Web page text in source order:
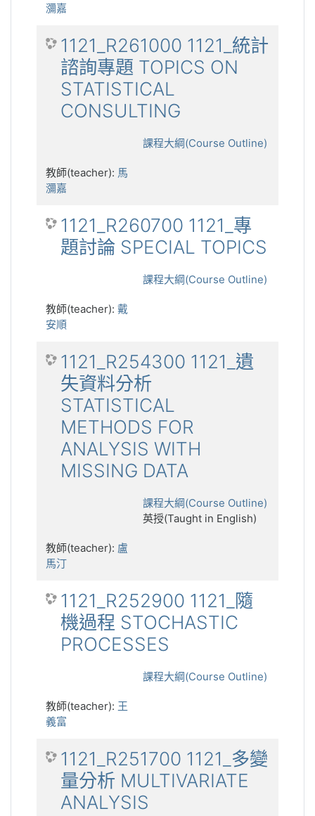
瀰嘉
1121_R261000 1121_統計
諮詢專題 TOPICS ON
STATISTICAL
CONSULTING
課程大綱(Course Outline)
教師(teacher): 馬
瀰嘉
1121_R260700 1121_專
題討論 SPECIAL TOPICS
課程大綱(Course Outline)
教師(teacher): 戴
安順
1121_R254300 1121_遺
失資料分析
STATISTICAL
METHODS FOR
ANALYSIS WITH
MISSING DATA
課程大綱(Course Outline)
英授(Taught in English)
教師(teacher): 盧
馬汀
1121_R252900 1121_隨
機過程 STOCHASTIC
PROCESSES
課程大綱(Course Outline)
教師(teacher): 王
義富
1121_R251700 1121_多變
量分析 MULTIVARIATE
ANALYSIS